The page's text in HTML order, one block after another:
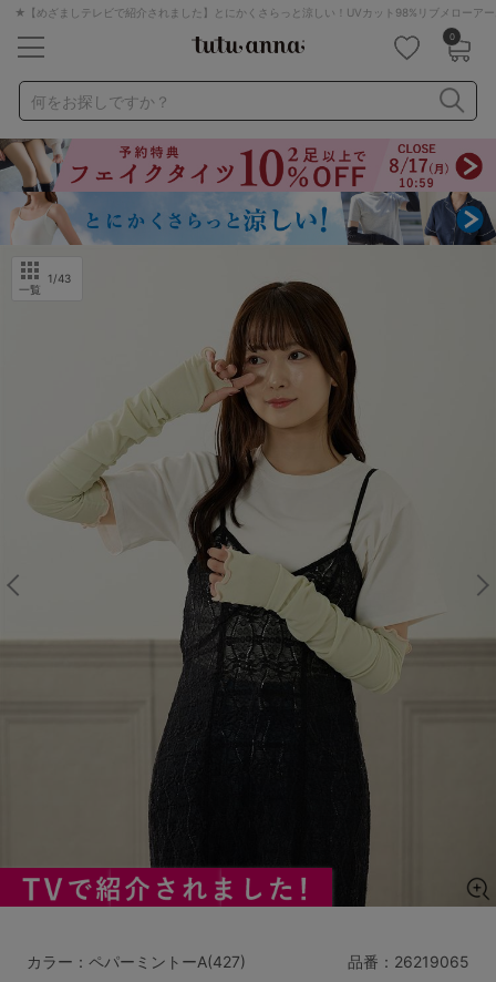
★【めざましテレビで紹介されました】とにかくさらっと涼しい！UVカット98%リブメローア
0
何をお探しですか？
ナイトブラ ノンワイヤー 特盛ブラ
チューブトップ
折り畳み
パジャマ ストッキング
キャミソール
ルームウェア
下着
ルームウェア ライフスタイル
メンズ
マタニティ ギフトラッピング
サイズからブラを探す
B75
C75
D65 D70 D75 D80 D85
E65 E70 E75 E80 E85
F65 F70 F75 F80
すべてのサイズを表示する
一覧
1/43
品番： 26219065
カラー：ペパーミントーA(427)